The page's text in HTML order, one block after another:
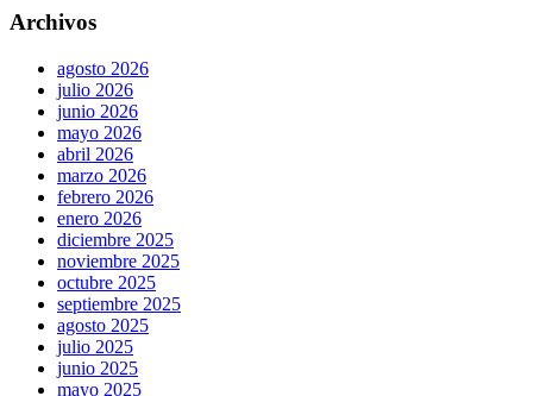
Archivos
agosto 2026
julio 2026
junio 2026
mayo 2026
abril 2026
marzo 2026
febrero 2026
enero 2026
diciembre 2025
noviembre 2025
octubre 2025
septiembre 2025
agosto 2025
julio 2025
junio 2025
mayo 2025